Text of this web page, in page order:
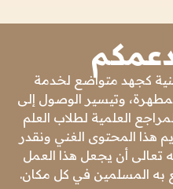
كجهد متواضع لخدمة
وتيسير الوصول إلى
العلمية لطلاب العلم
هذا المحتوى الغني ونقدر
تعالى أن يجعل هذا العمل
به المسلمين في كل مكان.